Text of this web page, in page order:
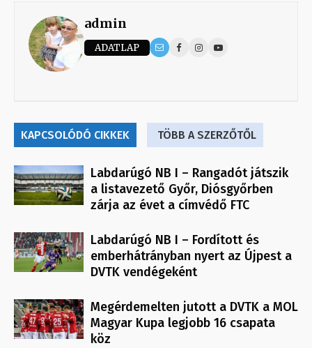
admin
ADATLAP
KAPCSOLÓDÓ CIKKEK TÖBB A SZERZŐTŐL
Labdarúgó NB I – Rangadót játszik
a listavezető Győr, Diósgyőrben
zárja az évet a címvédő FTC
Labdarúgó NB I – Fordított és
emberhátrányban nyert az Újpest a
DVTK vendégeként
Megérdemelten jutott a DVTK a MOL
Magyar Kupa legjobb 16 csapata
köz